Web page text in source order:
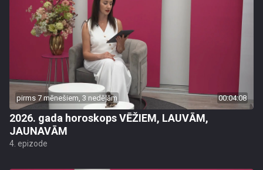
pirms 7 mēnešiem, 3 nedēļām 00:04:08
2026. gada horoskops VĒŽIEM, LAUVĀM,
JAUNAVĀM
4. epizode